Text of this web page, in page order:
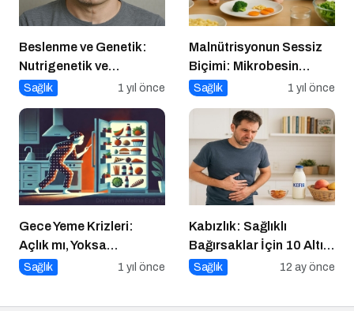
Beslenme ve Genetik:
Nutrigenetik ve
Nutrigenomik’in Rolü
Sağlık 1 yıl önce
Malnütrisyonun Sessiz
Biçimi: Mikrobesin
Eksikliklerinin
Sağlık 1 yıl önce
Gece Yeme Krizleri:
Açlık mı, Yoksa
Duygusal İhtiyaçlar mı?
Sağlık 1 yıl önce
Kabızlık: Sağlıklı
Bağırsaklar İçin 10 Altın
Öneri
Sağlık 12 ay önce